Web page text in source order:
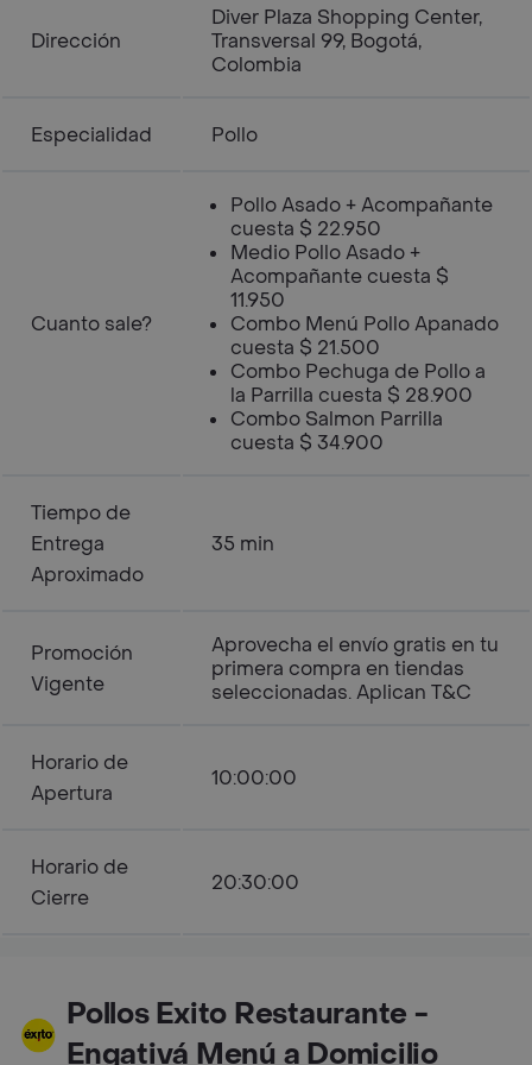
Dirección
Diver Plaza Shopping Center,
Transversal 99, Bogotá,
Colombia
Especialidad Pollo
Cuanto sale?
Pollo Asado + Acompañante
cuesta $ 22.950
Medio Pollo Asado +
Acompañante cuesta $
11.950
Combo Menú Pollo Apanado
cuesta $ 21.500
Combo Pechuga de Pollo a
la Parrilla cuesta $ 28.900
Combo Salmon Parrilla
cuesta $ 34.900
Tiempo de
Entrega
Aproximado
35 min
Promoción
Vigente
Aprovecha el envío gratis en tu
primera compra en tiendas
seleccionadas. Aplican T&C
Horario de
Apertura
10:00:00
Horario de
Cierre
20:30:00
Pollos Exito Restaurante -
Engativá Menú a Domicilio